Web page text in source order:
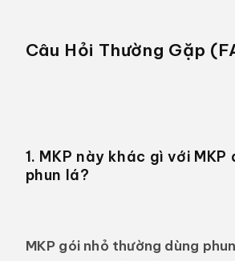
Câu Hỏi Thường Gặp
1. MKP này khác gì với
phun lá?
MKP gói nhỏ thường dùng